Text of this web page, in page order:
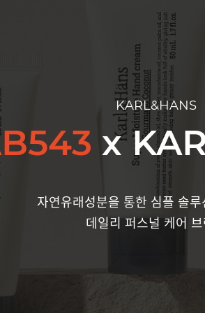
KARL&HANS
x
자연유래성분을 통한 심플 솔
데일리 퍼스널 케어